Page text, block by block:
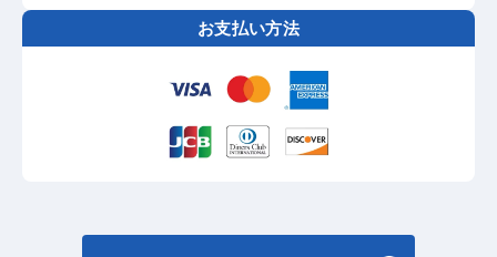
お支払い方法